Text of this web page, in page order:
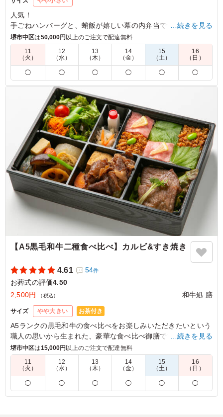
人気！
手ごねハンバーグと、蛸飯が嬉しい幕の内弁当です。
玉ねぎステーキ、黒豆、鶏の甘辛揚げなどの副菜と一緒にお楽
しみください。
※ご飯は【蛸飯】、【鯛飯】、【白飯】からお選びいただけま
す。下記プルダウンよりお選びください。
※画像は【蛸飯】です。
※湿気対策の為現在はプラスチック製の蓋を使用しています。
5.0
ハンバーグは、評判通りにお肉もふわっとして、美味しか
ったです。 鶏肉も、付け合わせの筑前煮も、かぼちゃの
煮物も味がしっかりとしていて、薄味の鯛めしにピッタリ
でした。
ご利用シーン：法事・お葬式›お葬式
兵庫県三田市池尻
2024/11/27
…続きを見る
堺市中区は50,000円以上のご注文で配達無料
11
（火）
12
（水）
13
（木）
14
（金）
15
（土）
16
（日）
◯ ◯ ◯ ◯ ◯ ◯
【A5黒毛和牛二種食べ比べ】カルビ&すき焼き
4.61 54件
お葬式の評価4.50
2,500円
（税込） 和牛処 膳
サイズ やや大きい お茶付き
A5ランクの黒毛和牛の食べ比べをお楽しみいただきたいという
職人の思いから生まれた、豪華な食べ比べ御膳です。
じっくり焼き上げたカルビ焼肉と、和牛処 膳オリジナルの割り
下で丁寧に仕立てた特選カルビのすき焼きは、どちらも絶品。
部位の違いや「焼く」「煮る」といった調理法の違いによって
生まれる味わいの変化をお楽しみいただける、満足感の高い御
膳に仕上げております。
また、ご飯には、大葉・鶏そぼろ・ローストビーフを彩りよく
…続きを見る
堺市中区は15,000円 以上のご注文で配達無料
11
（火）
12
（水）
13
（木）
14
（金）
15
（土）
16
（日）
◯ ◯ ◯ ◯ ◯ ◯